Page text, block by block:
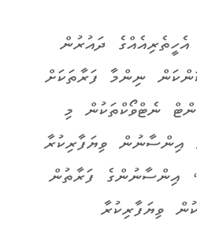
ދައުރުން
ނިންމާ ފަރާތަކަށް
ނެޓްވޯކްތަކުން މި
އިންސާނުން ވިޔަފާރިކުރާ
އިންސާނުންގެ ފަރާތުން
ވިޔަފާރިކުރާ